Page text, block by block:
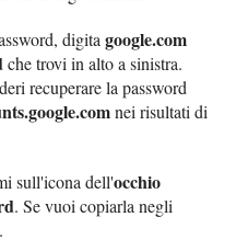
digitagoogle.com
che trovi in alto a sinistra.
recuperare la password
nei risultati di
sull'icona dell'occhio
. Se vuoi copiarla negli
.